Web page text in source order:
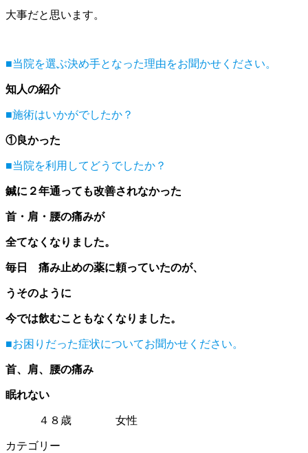
大事だと思います。
■当院を選ぶ決め手となった理由をお聞かせください。
知人の紹介
■施術はいかがでしたか？
①良かった
■当院を利用してどうでしたか？
鍼に２年通っても改善されなかった
首・肩・腰の痛みが
全てなくなりました。
毎日 痛み止めの薬に頼っていたのが、
うそのように
今では飲むこともなくなりました。
■お困りだった症状についてお聞かせください。
首、肩、腰の痛み
眠れない
４８歳 女性
カテゴリー